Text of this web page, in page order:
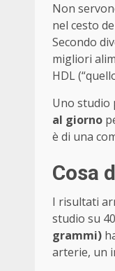
Non
nel cesto
Secondo
migliori
HDL
Uno studio
al giorno
è di una
Cosa
I risultati
studio su
grammi)
arterie, un